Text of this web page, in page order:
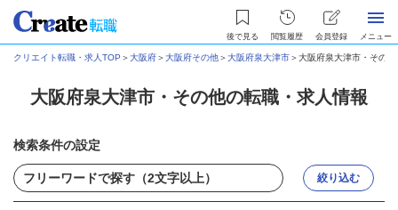
後で見る 閲覧履歴 会員登録 メニュー
クリエイト転職・求人TOP ＞大阪府＞大阪府その他＞大阪府泉大津市＞大阪府泉大津市・その
大阪府泉大津市・その他の転職・求人情報
検索条件の設定
絞り込む